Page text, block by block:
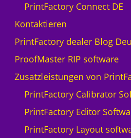
PrintFactory Connect DE
Kontaktieren
PrintFactory dealer Blog
ProofMaster RIP software
Zusatzleistungen von
PrintFactory Calibrator
PrintFactory Editor
PrintFactory Layout